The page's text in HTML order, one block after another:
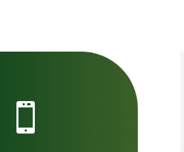
